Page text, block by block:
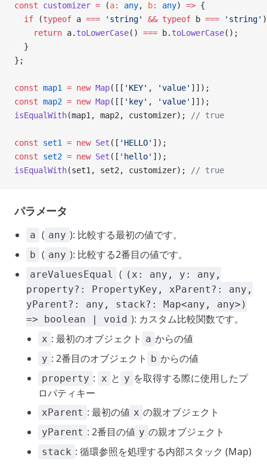
const customizer = (a: any, b: any) => {
  if
(typeof a === 'string' && typeof b === 'string'
    return
a. toLowerCase() === b. toLowerCase();
  }
};
const map1 = new Map([[ 'KEY' , 'value' ]]);
const map2 = new Map([[ 'key' , 'value' ]]);
isEqualWith(map1, map2, customizer); // true
const set1 = new Set ([ 'HELLO' ]);
const set2 = new Set ([ 'hello' ]);
isEqualWith(set1, set2, customizer); // true
パラメータ
a ( any ): 比較する最初の値です。
b ( any ): 比較する2番目の値です。
areValuesEqual ( (x: any, y: any,
property?: PropertyKey, xParent?: any,
yParent?: any, stack?: Map<any, any>)
=> boolean | void ): カスタム比較関数です。
x : 最初のオブジェクト a からの値
y : 2番目のオブジェクト b からの値
property : x と y を取得する際に使用したプ
ロパティキー
xParent : 最初の値 x の親オブジェクト
yParent : 2番目の値 y の親オブジェクト
stack : 循環参照を処理する内部スタック (Map)